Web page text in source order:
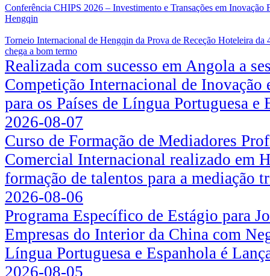
Conferência CHIPS 2026 – Investimento e Transações em Inovação
Hengqin
Torneio Internacional de Hengqin da Prova de Receção Hoteleira da
chega a bom termo
Realizada com sucesso em Angola a
Competição Internacional de Inovação
para os Países de Língua Portuguesa e
2026-08-07
Curso de Formação de Mediadores
Comercial Internacional realizado em
formação de talentos para a mediação
2026-08-06
Programa Específico de Estágio para
Empresas do Interior da China com
Língua Portuguesa e Espanhola é
2026-08-05